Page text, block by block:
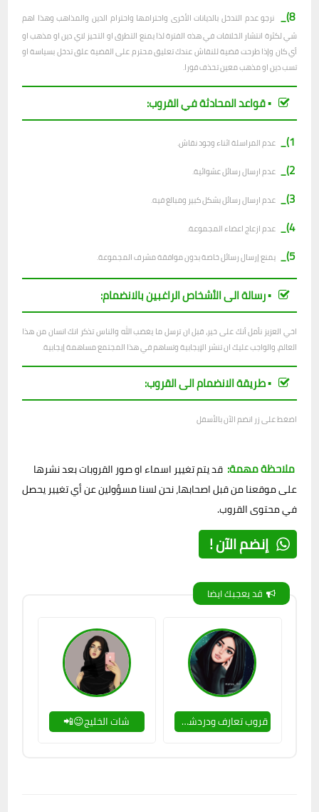
8)_
نرجو عدم التدخل بالديانات الأخرى واحترامها واحترام الدين والمذاهب وهذا اهم
شي لكثرة انتشار الخلافات في هذه الفترة لذا يمنع التطرق او التحيز لاي دين او مذهب او
أي كان وإذا طرحت قضية للنقاش عندك تعليق محترم على القضية علق تدخل بسياسة او
تسب دين او مذهب معين تحذف فورا.
▪︎ قواعد المحادثة في القروب:
1)_
عدم المراسلة اثناء وجود نقاش.
2)_ عدم ارسال رسائل عشوائية.
3)_ عدم ارسال رسائل بشكل كبير ومبالغ فيه.
4)_ عدم ازعاج اعضاء المجموعة.
5)_ يمنع إرسال رسائل خاصة بدون موافقة مشرف المجموعة.
▪︎ رسالة الى الأشخاص الراغبين بالانضمام:
اخي العزيز نأمل أنك على خير، قبل ان ترسل ما يغضب الله والناس تذكر انك انسان من هذا
العالم، والواجب عليك ان تنشر الإيجابية وتساهم في هذا المجتمع مساهمة إيجابية.
▪︎ طريقة الانضمام الى القروب:
اضغط على زر انضم الآن بالأسفل
ملاحظة مهمة: قد يتم تغيير اسماء او صور القروبات بعد نشرها
على موقعنا من قبل اصحابها، نحن لسنا مسؤولين عن أي تغيير يحصل
في محتوى القروب.
إنضم الآن !
قد يعجبك ايضا
قروب تعارف ودردشة😍💬 شات الخليج😉📲